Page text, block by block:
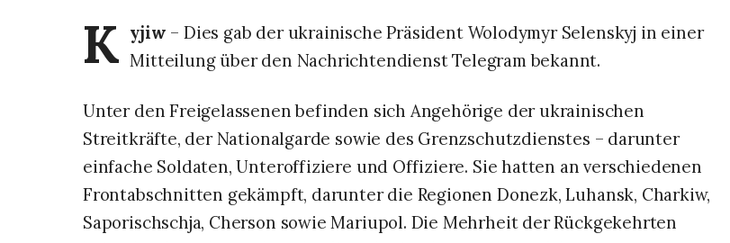
K yjiw – Dies gab der ukrainische Präsident Wolodymyr Selenskyj in einer
Mitteilung über den Nachrichtendienst Telegram bekannt.
Unter den Freigelassenen befinden sich Angehörige der ukrainischen
Streitkräfte, der Nationalgarde sowie des Grenzschutzdienstes – darunter
einfache Soldaten, Unteroffiziere und Offiziere. Sie hatten an verschiedenen
Frontabschnitten gekämpft, darunter die Regionen Donezk, Luhansk, Charkiw,
Saporischschja, Cherson sowie Mariupol. Die Mehrheit der Rückgekehrten